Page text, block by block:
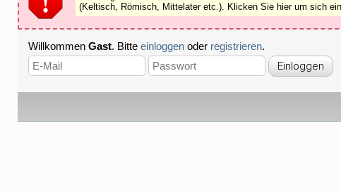
(Keltisch, Römisch, Mittelater etc.). Klicken Sie hier um sich
Willkommen Gast. Bitte einloggen oder registrieren.